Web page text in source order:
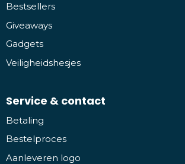
Bestsellers
Giveaways
Gadgets
Veiligheidshesjes
Service & contact
Betaling
Bestelproces
Aanleveren logo